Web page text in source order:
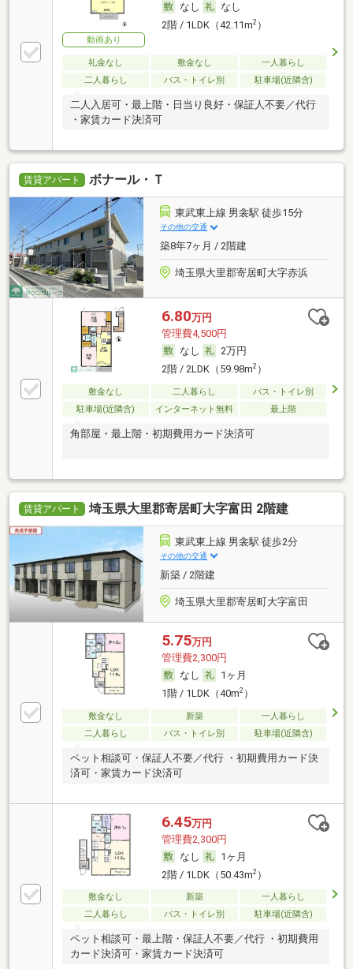
動画あり
なし
なし
2階 / 1LDK（42.11m2）
礼金なし 敷金なし
一人暮らし
二人暮らし
バス・トイレ別 駐車場(近隣含)
二人入居可・最上階・日当り良好・保証人不要／代行
・家賃カード決済可
賃貸アパート ボナール・Ｔ
東武東上線 男衾駅 徒歩15分
その他の交通
築8年7ヶ月 / 2階建
埼玉県大里郡寄居町大字赤浜
6.80万円
管理費4,500円
なし
2万円
2階 / 2LDK（59.98m2）
敷金なし 二人暮らし
バス・トイレ別
駐車場(近隣含)
インターネット無料 最上階
角部屋・最上階・初期費用カード決済可
賃貸アパート 埼玉県大里郡寄居町大字富田 2階建
東武東上線 男衾駅 徒歩2分
その他の交通
新築 / 2階建
埼玉県大里郡寄居町大字富田
5.75万円
管理費2,300円
なし
1ヶ月
1階 / 1LDK（40m2）
敷金なし 新築
一人暮らし
二人暮らし
バス・トイレ別 駐車場(近隣含)
ペット相談可・保証人不要／代行 ・初期費用カード決
済可・家賃カード決済可
6.45万円
管理費2,300円
なし
1ヶ月
2階 / 1LDK（50.43m2）
敷金なし 新築
一人暮らし
二人暮らし
バス・トイレ別 駐車場(近隣含)
ペット相談可・最上階・保証人不要／代行 ・初期費用
カード決済可・家賃カード決済可